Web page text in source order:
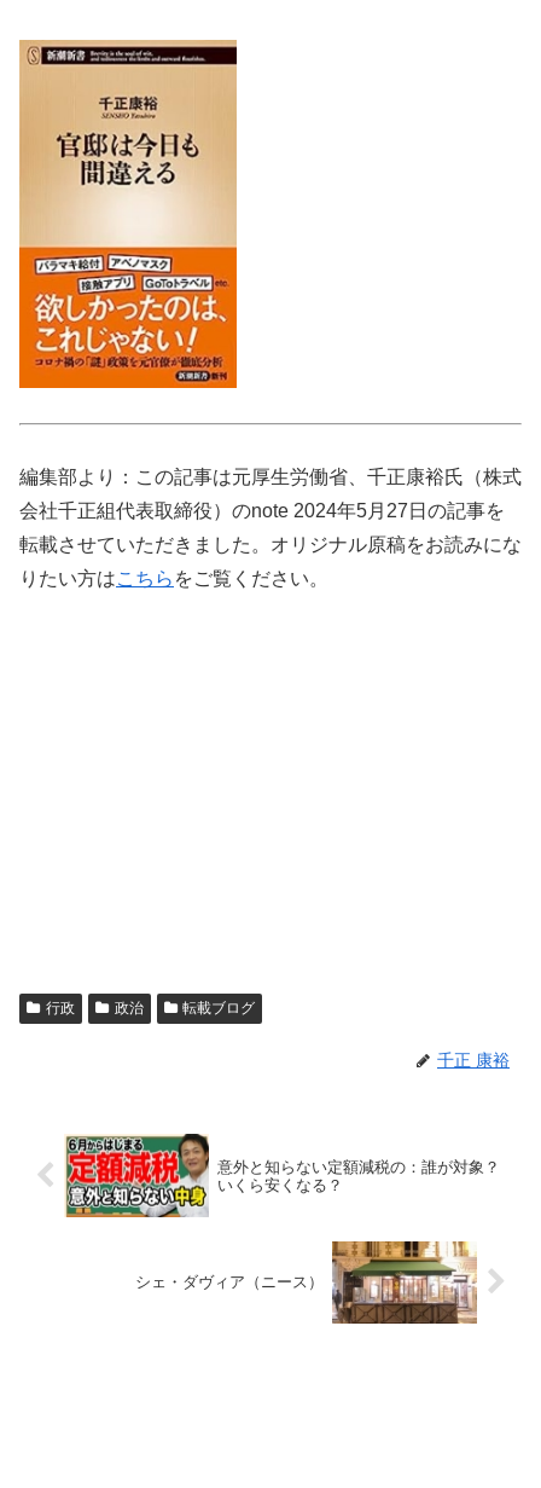
編集部より：この記事は元厚生労働省、千正康裕氏（株式
会社千正組代表取締役）のnote 2024年5月27日の記事を
転載させていただきました。オリジナル原稿をお読みにな
りたい方はこちら をご覧ください。
行政 政治 転載ブログ
千正 康裕
意外と知らない定額減税の：誰が対象？
いくら安くなる？
シェ・ダヴィア（ニース）